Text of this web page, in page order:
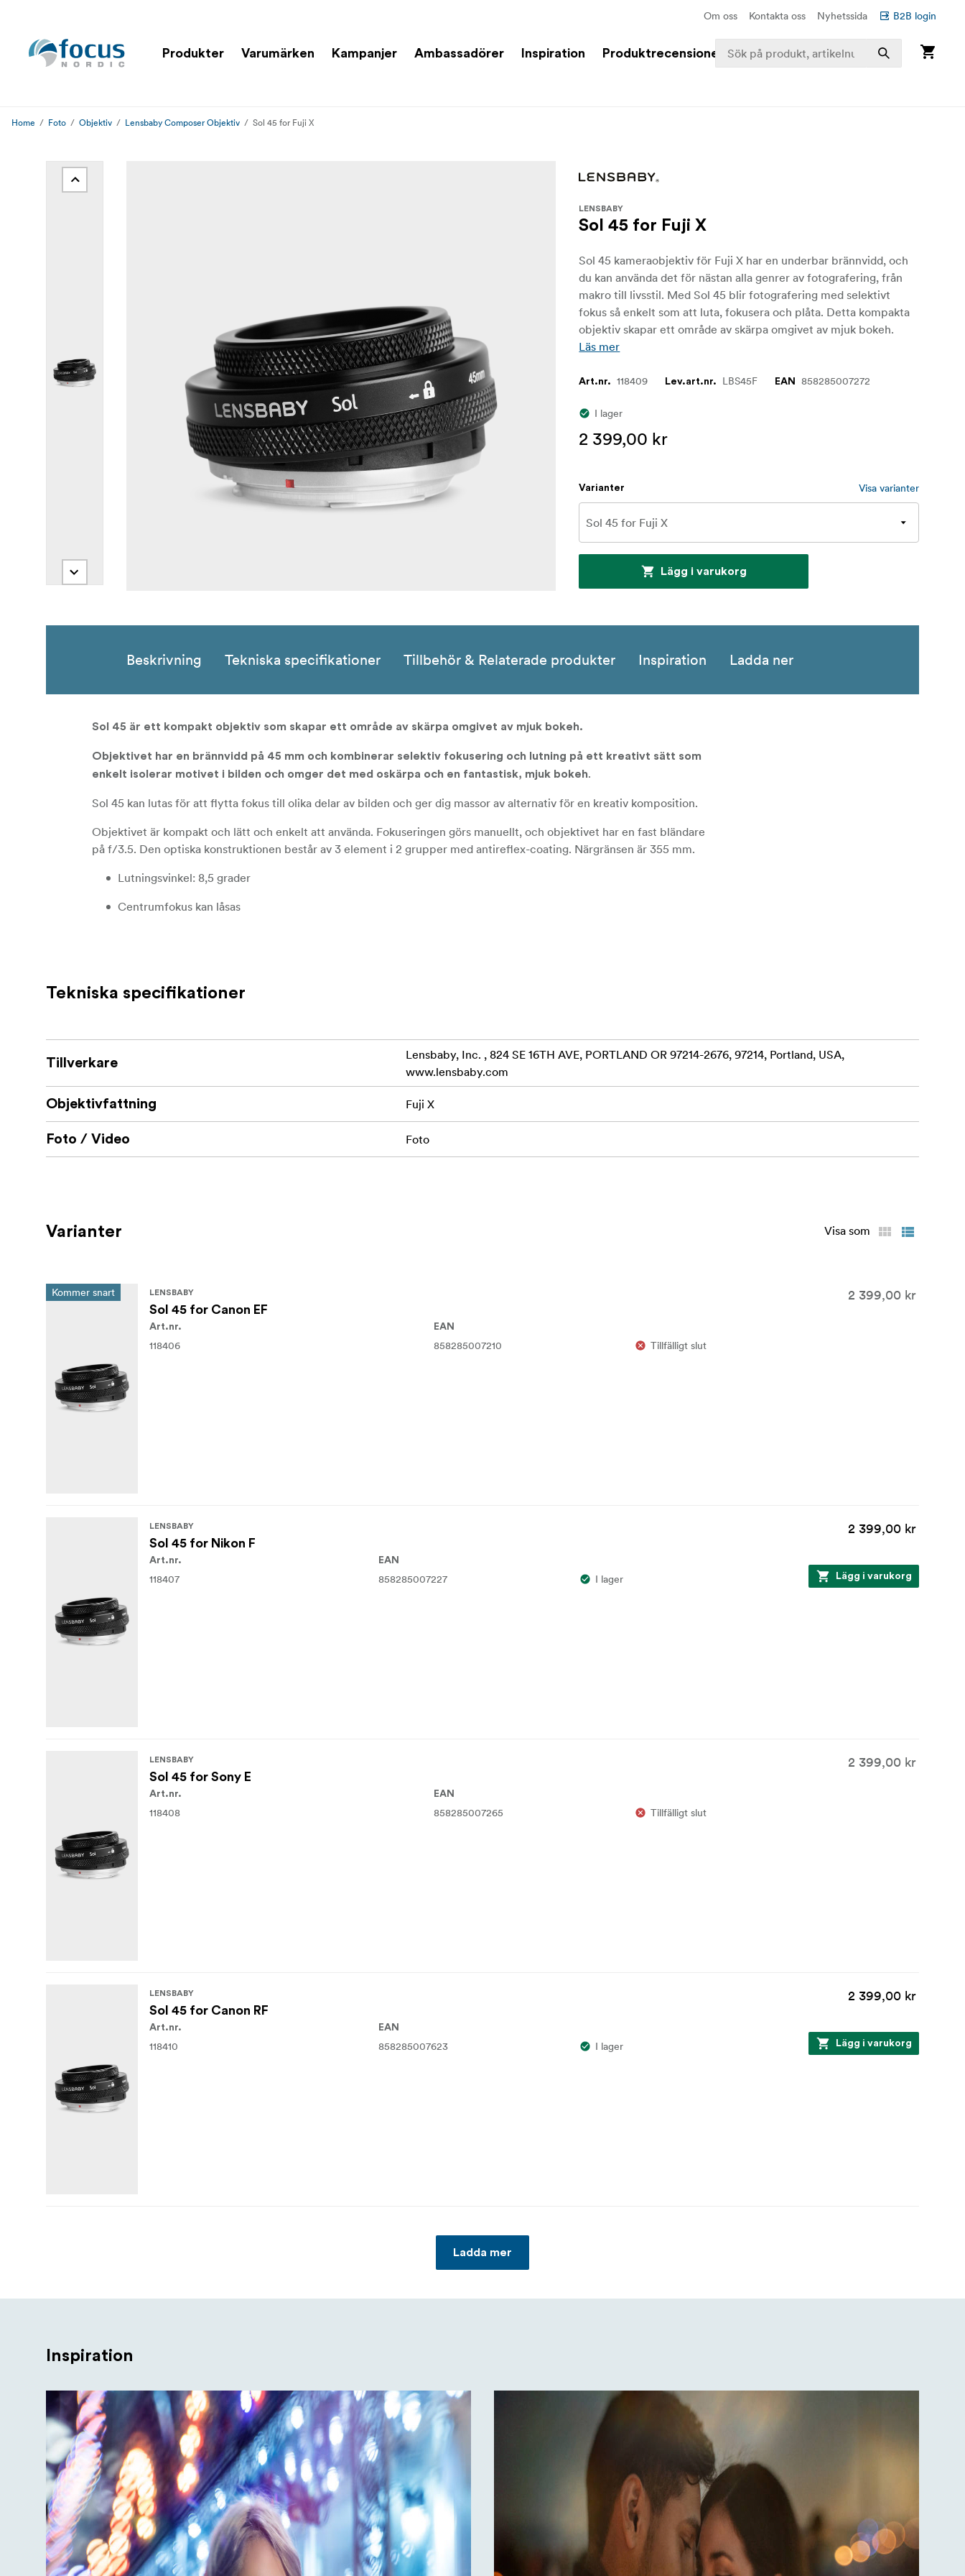
Om oss Kontakta oss Nyhetssida B2B login
Produkter Varumärken Kampanjer Ambassadörer Inspiration Produktrecensioner
Home Foto Objektiv Lensbaby Composer Objektiv Sol 45 for Fuji X
LENSBABY
Sol 45 for Fuji X
Sol 45 kameraobjektiv för Fuji X har en underbar brännvidd, och
du kan använda det för nästan alla genrer av fotografering, från
makro till livsstil. Med Sol 45 blir fotografering med selektivt
fokus så enkelt som att luta, fokusera och plåta. Detta kompakta
objektiv skapar ett område av skärpa omgivet av mjuk bokeh.
Läs mer
Art.nr. 118409 Lev.art.nr. LBS45F EAN 858285007272
I lager
2 399,00 kr
Varianter Visa varianter
Lägg i varukorg
Beskrivning Tekniska specifikationer Tillbehör & Relaterade produkter Inspiration Ladda ner
Sol 45 är ett kompakt objektiv som skapar ett område av skärpa omgivet av mjuk bokeh.
Objektivet har en brännvidd på 45 mm och kombinerar selektiv fokusering och lutning på ett kreativt sätt som
enkelt isolerar motivet i bilden och omger det med oskärpa och en fantastisk, mjuk bokeh.
Sol 45 kan lutas för att flytta fokus till olika delar av bilden och ger dig massor av alternativ för en kreativ komposition.
Objektivet är kompakt och lätt och enkelt att använda. Fokuseringen görs manuellt, och objektivet har en fast bländare
på f/3.5. Den optiska konstruktionen består av 3 element i 2 grupper med antireflex-coating. Närgränsen är 355 mm.
Lutningsvinkel: 8,5 grader
Centrumfokus kan låsas
Kompakt
Tekniska specifikationer
Tillverkare
Lensbaby, Inc. , 824 SE 16TH AVE, PORTLAND OR 97214-2676, 97214, Portland, USA,
www.lensbaby.com
Objektivfattning Fuji X
Foto / Video Foto
Varianter Visa som
Kommer snart LENSBABY
Sol 45 for Canon EF
2 399,00 kr
Art.nr.
118406
EAN
858285007210 Tillfälligt slut
LENSBABY
Sol 45 for Nikon F
2 399,00 kr
Art.nr.
118407
EAN
858285007227 I lager Lägg i varukorg
LENSBABY
Sol 45 for Sony E
2 399,00 kr
Art.nr.
118408
EAN
858285007265 Tillfälligt slut
LENSBABY
Sol 45 for Canon RF
2 399,00 kr
Art.nr.
118410
EAN
858285007623 I lager Lägg i varukorg
Ladda mer
Inspiration